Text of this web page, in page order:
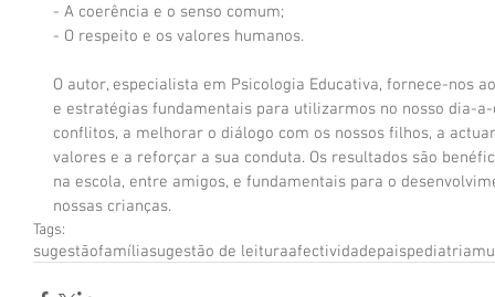
- A coerência e o senso comum;
- O respeito e os valores humanos.
O autor, especialista em Psicologia Educativa, fornece-nos
e estratégias fundamentais para utilizarmos no nosso dia-
conflitos, a melhorar o diálogo com os nossos filhos, a
valores e a reforçar a sua conduta. Os resultados são
na escola, entre amigos, e fundamentais para o
nossas crianças.
Tags:
sugestãofamíliasugestão de leituraafectividadepaispediatria